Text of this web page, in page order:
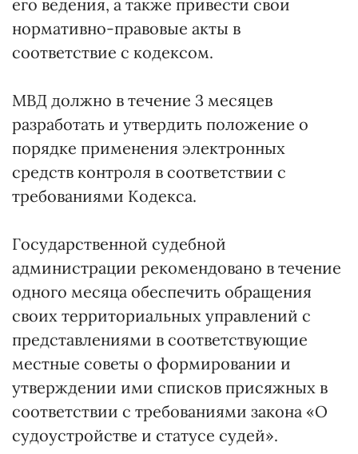
его ведения, а также привести свои
нормативно-правовые акты в
соответствие с кодексом.
МВД должно в течение 3 месяцев
разработать и утвердить положение о
порядке применения электронных
средств контроля в соответствии с
требованиями Кодекса.
Государственной судебной
администрации рекомендовано в течение
одного месяца обеспечить обращения
своих территориальных управлений с
представлениями в соответствующие
местные советы о формировании и
утверждении ими списков присяжных в
соответствии с требованиями закона «О
судоустройстве и статусе судей».